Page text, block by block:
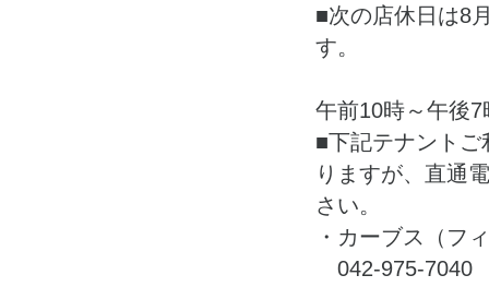
■次の店休日は8
す。
午前10時～午後7
■下記テナント
りますが、直通
さい。
・カーブス（フ
042-975-7040